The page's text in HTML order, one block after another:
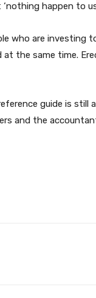
happen to
who are investing
the same time.
guide is still
and the